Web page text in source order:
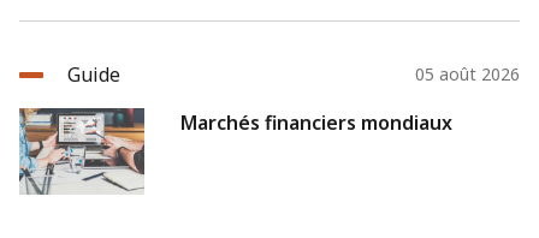
Guide 05 août 2026
Marchés financiers mondiaux